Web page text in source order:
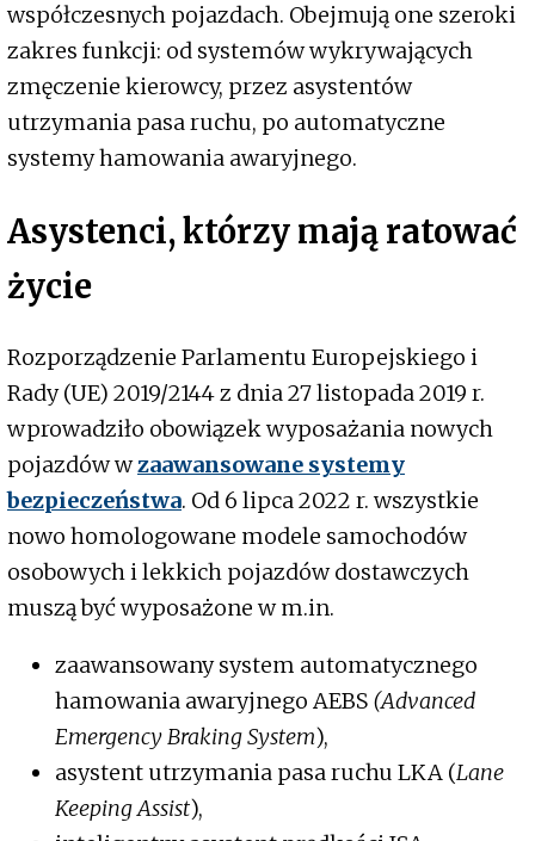
współczesnych pojazdach. Obejmują one szeroki
zakres funkcji: od systemów wykrywających
zmęczenie kierowcy, przez asystentów
utrzymania pasa ruchu, po automatyczne
systemy hamowania awaryjnego.
Asystenci, którzy mają ratować
życie
Rozporządzenie Parlamentu Europejskiego i
Rady (UE) 2019/2144 z dnia 27 listopada 2019 r.
wprowadziło obowiązek wyposażania nowych
pojazdów wzaawansowane systemy
bezpieczeństwa. Od 6 lipca 2022 r. wszystkie
nowo homologowane modele samochodów
osobowych i lekkich pojazdów dostawczych
muszą być wyposażone w m.in.
zaawansowany system automatycznego
hamowania awaryjnego AEBS (Advanced
Emergency Braking System),
asystent utrzymania pasa ruchu LKA (Lane
Keeping Assist),